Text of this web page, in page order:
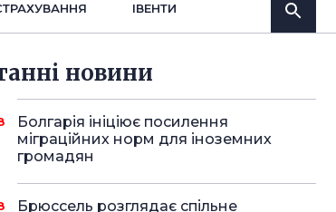
IВЕНТИ
новини
Болгарія ініціює посилення
міграційних норм для іноземних
громадян
Брюссель розглядає спільне